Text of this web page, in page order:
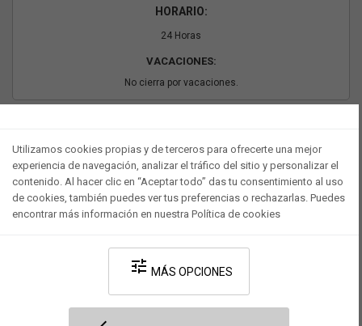
HORARIO:
24 Horas
VACACIONES:
No cierra por vacaciones.
Desarrollado por V·Farma-Política de privacidad-Política de cookies
Utilizamos cookies propias y de terceros para ofrecerte una mejor
experiencia de navegación, analizar el tráfico del sitio y personalizar el
contenido. Al hacer clic en “Aceptar todo” das tu consentimiento al uso
de cookies, también puedes ver tus preferencias o rechazarlas. Puedes
encontrar más información en nuestra Política de cookies
tune MÁS OPCIONES